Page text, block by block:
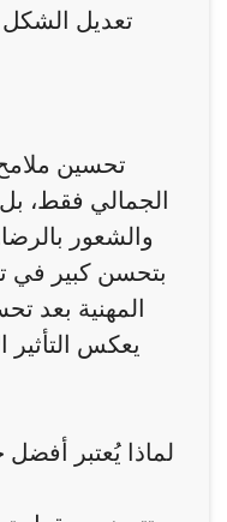
تعديل
تحسين
الجمالي فقط،
والشعور
بتحسن كبير في
المهنية بعد
يعكس
لماذا يُعتبر